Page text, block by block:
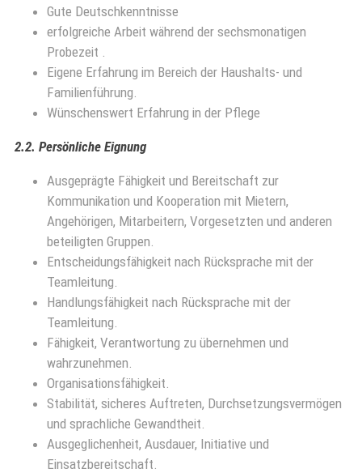
Gute Deutschkenntnisse
erfolgreiche Arbeit während der sechsmonatigen
Probezeit .
Eigene Erfahrung im Bereich der Haushalts- und
Familienführung.
Wünschenswert Erfahrung in der Pflege
2.2. Persönliche Eignung
Ausgeprägte Fähigkeit und Bereitschaft zur
Kommunikation und Kooperation mit Mietern,
Angehörigen, Mitarbeitern, Vorgesetzten und anderen
beteiligten Gruppen.
Entscheidungsfähigkeit nach Rücksprache mit der
Teamleitung.
Handlungsfähigkeit nach Rücksprache mit der
Teamleitung.
Fähigkeit, Verantwortung zu übernehmen und
wahrzunehmen.
Organisationsfähigkeit.
Stabilität, sicheres Auftreten, Durchsetzungsvermögen
und sprachliche Gewandtheit.
Ausgeglichenheit, Ausdauer, Initiative und
Einsatzbereitschaft.